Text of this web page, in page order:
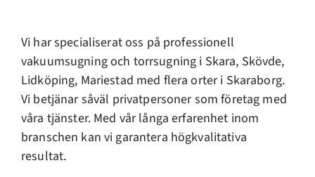
Vi har specialiserat oss på professionell
vakuumsugning och torrsugning i Skara, Skövde,
Lidköping, Mariestad med flera orter i Skaraborg.
Vi betjänar såväl privatpersoner som företag med
våra tjänster. Med vår långa erfarenhet inom
branschen kan vi garantera högkvalitativa
resultat.